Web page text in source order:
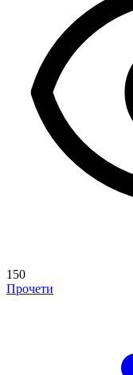
150
Прочети